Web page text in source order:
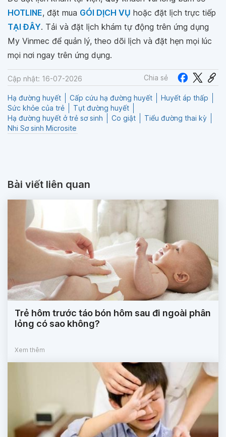
HOTLINE, đặt mua GÓI DỊCH VỤ hoặc đặt lịch trực tiếp
TẠI ĐÂY. Tải và đặt lịch khám tự động trên ứng dụng
My Vinmec để quản lý, theo dõi lịch và đặt hẹn mọi lúc
mọi nơi ngay trên ứng dụng.
Cập nhật: 16-07-2026 Chia sẻ
Hạ đường huyết Cấp cứu hạ đường huyết
Huyết áp thấp
Sức khỏe của trẻ
Tụt đường huyết
Hạ đường huyết ở trẻ sơ sinh
Co giật
Tiểu đường thai kỳ
Nhi Sơ sinh Microsite
Bài viết liên quan
Trẻ hôm trước táo bón hôm sau đi ngoài phân
lỏng có sao không?
Xem thêm